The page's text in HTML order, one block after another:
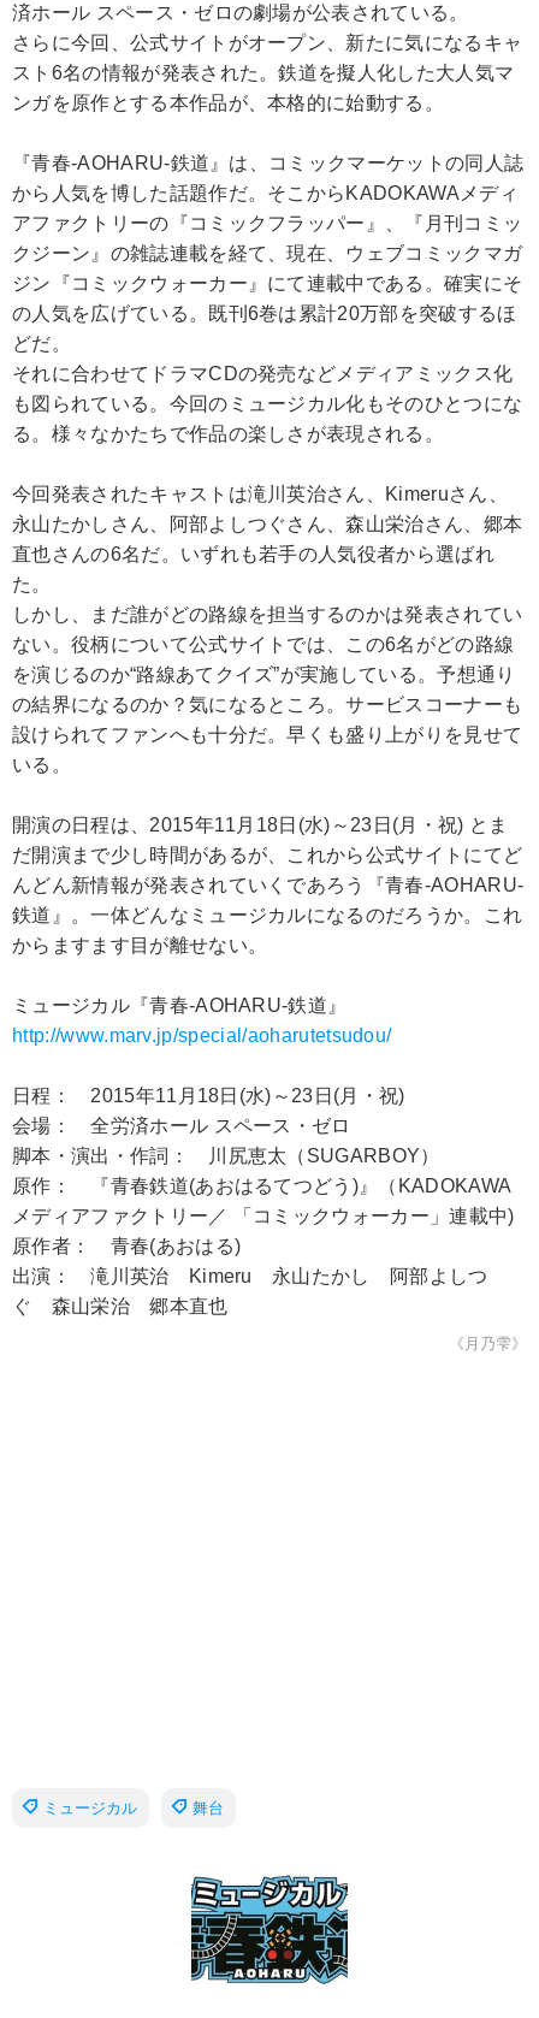
済ホール スペース・ゼロの劇場が公表されている。
さらに今回、公式サイトがオープン、新たに気になるキャ
スト6名の情報が発表された。鉄道を擬人化した大人気マ
ンガを原作とする本作品が、本格的に始動する。
『青春-AOHARU-鉄道』は、コミックマーケットの同人誌
から人気を博した話題作だ。そこからKADOKAWAメディ
アファクトリーの『コミックフラッパー』、『月刊コミッ
クジーン』の雑誌連載を経て、現在、ウェブコミックマガ
ジン『コミックウォーカー』にて連載中である。確実にそ
の人気を広げている。既刊6巻は累計20万部を突破するほ
どだ。
それに合わせてドラマCDの発売などメディアミックス化
も図られている。今回のミュージカル化もそのひとつにな
る。様々なかたちで作品の楽しさが表現される。
今回発表されたキャストは滝川英治さん、Kimeruさん、
永山たかしさん、阿部よしつぐさん、森山栄治さん、郷本
直也さんの6名だ。いずれも若手の人気役者から選ばれ
た。
しかし、まだ誰がどの路線を担当するのかは発表されてい
ない。役柄について公式サイトでは、この6名がどの路線
を演じるのか“路線あてクイズ”が実施している。予想通り
の結界になるのか？気になるところ。サービスコーナーも
設けられてファンへも十分だ。早くも盛り上がりを見せて
いる。
開演の日程は、2015年11月18日(水)～23日(月・祝) とま
だ開演まで少し時間があるが、これから公式サイトにてど
んどん新情報が発表されていくであろう『青春-AOHARU-
鉄道』。一体どんなミュージカルになるのだろうか。これ
からますます目が離せない。
ミュージカル『青春-AOHARU-鉄道』
http://www.marv.jp/special/aoharutetsudou/
日程： 2015年11月18日(水)～23日(月・祝)
会場： 全労済ホール スペース・ゼロ
脚本・演出・作詞： 川尻恵太（SUGARBOY）
原作： 『青春鉄道(あおはるてつどう)』（KADOKAWA
メディアファクトリー／ 「コミックウォーカー」連載中)
原作者： 青春(あおはる)
出演： 滝川英治 Kimeru 永山たかし 阿部よしつ
ぐ 森山栄治 郷本直也
《月乃雫》
ミュージカル 舞台